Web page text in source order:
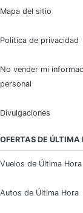
Mapa del sitio
Política de privacidad
No vender mi
personal
Divulgaciones
OFERTAS DE ÚLTIMA
Vuelos de Última Hora
Autos de Última Hora